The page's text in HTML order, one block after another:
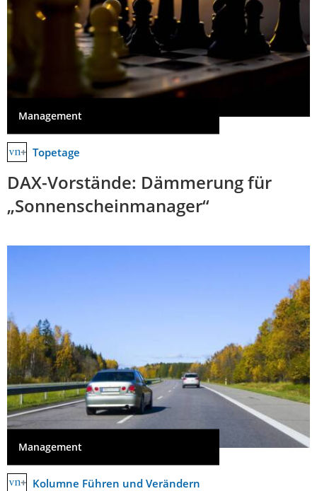
Management
Topetage
DAX-Vorstände: Dämmerung für
„Sonnenscheinmanager“
Management
Kolumne Führen und Verändern